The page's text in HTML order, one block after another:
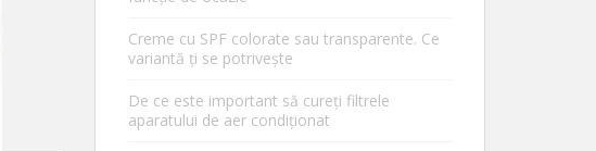
Creme cu SPF colorate sau transparente. Ce
variantă ți se potrivește
De ce este important să cureți filtrele
aparatului de aer condiționat